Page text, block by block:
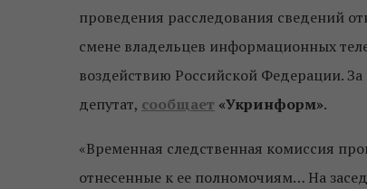
проведения расследования сведений
смене владельцев информационных
воздействию Российской Федерации.
депутат, сообщает «Укринформ».
«Временная следственная комиссия
отнесенные к ее полномочиям… На